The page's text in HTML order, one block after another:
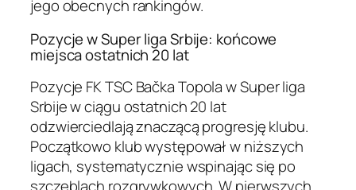
jego obecnych rankingów.
Pozycje w Super liga Srbije: końcowe
miejsca ostatnich 20 lat
Pozycje FK TSC Bačka Topola w Super liga
Srbije w ciągu ostatnich 20 lat
odzwierciedlają znaczącą progresję klubu.
Początkowo klub występował w niższych
ligach, systematycznie wspinając się po